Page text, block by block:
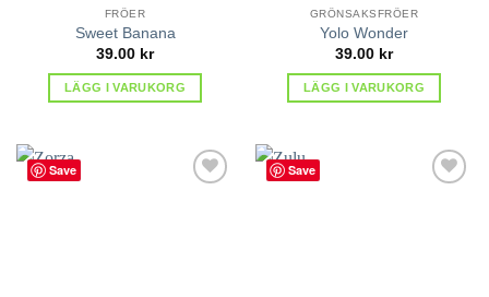
FRÖER
Sweet Banana
39.00 kr
LÄGG I VARUKORG
GRÖNSAKSFRÖER
Yolo Wonder
39.00 kr
LÄGG I VARUKORG
Save Save